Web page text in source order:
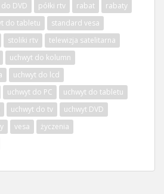
do DVD półki rtv rabat
rabaty
do tabletu
standard vesa
stoliki rtv
telewizja satelitarna
uchwyt do kolumn
uchwyt do lcd
uchwyt do PC
uchwyt do tabletu
uchwyt do tv
uchwyt DVD
vesa
życzenia